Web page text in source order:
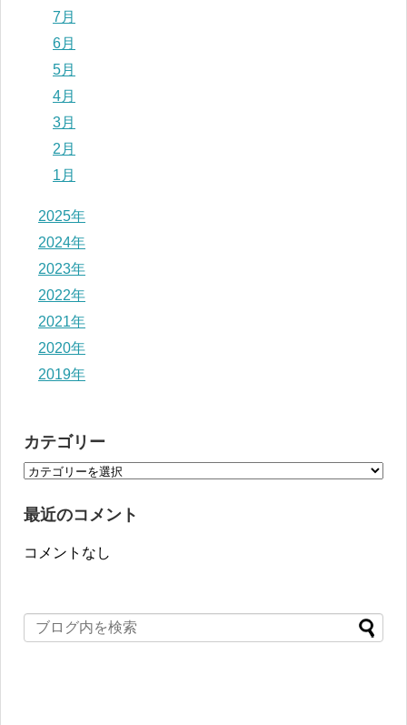
7月
6月
5月
4月
3月
2月
1月
2025年
2024年
2023年
2022年
2021年
2020年
2019年
カテゴリー
最近のコメント
コメントなし